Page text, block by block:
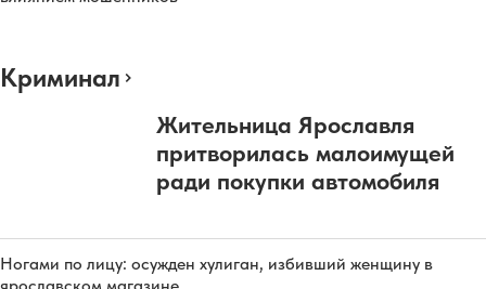
Криминал
Жительница Ярославля
притворилась малоимущей
ради покупки автомобиля
Ногами по лицу: осужден хулиган, избивший женщину в